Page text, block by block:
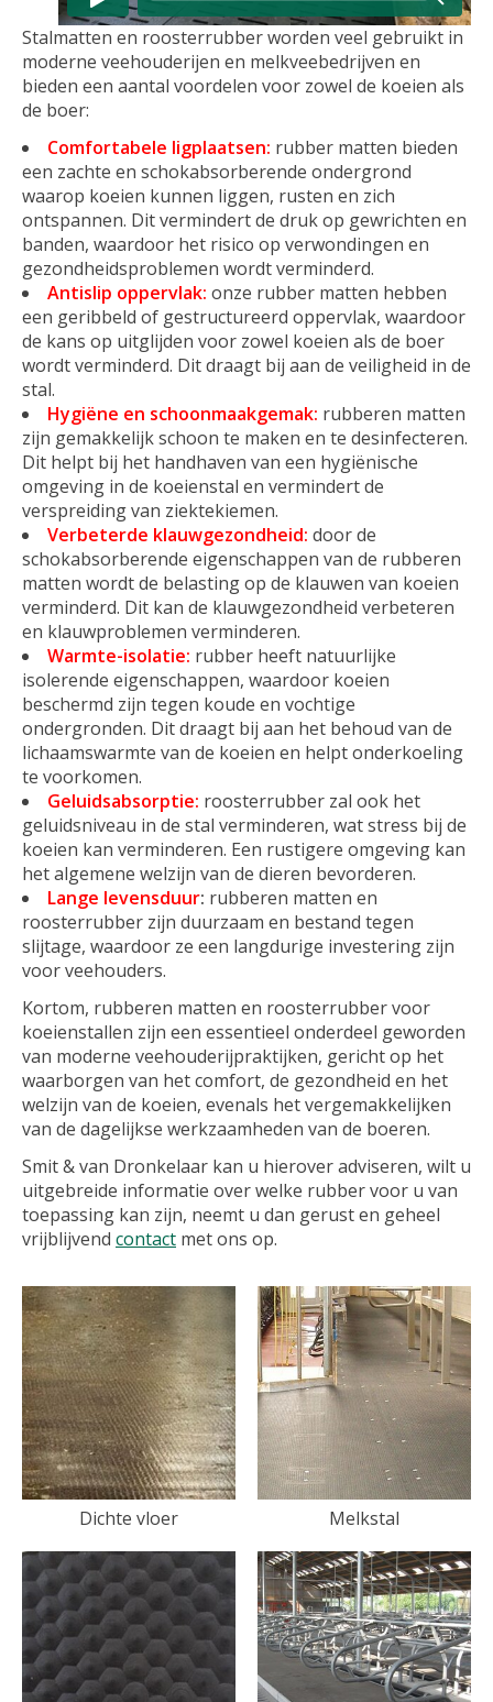
Stalmatten en roosterrubber worden veel gebruikt in
moderne veehouderijen en melkveebedrijven en
bieden een aantal voordelen voor zowel de koeien als
de boer:
Comfortabele ligplaatsen: rubber matten bieden
een zachte en schokabsorberende ondergrond
waarop koeien kunnen liggen, rusten en zich
ontspannen. Dit vermindert de druk op gewrichten en
banden, waardoor het risico op verwondingen en
gezondheidsproblemen wordt verminderd.
Antislip oppervlak: onze rubber matten hebben
een geribbeld of gestructureerd oppervlak, waardoor
de kans op uitglijden voor zowel koeien als de boer
wordt verminderd. Dit draagt bij aan de veiligheid in de
stal.
Hygiëne en schoonmaakgemak: rubberen matten
zijn gemakkelijk schoon te maken en te desinfecteren.
Dit helpt bij het handhaven van een hygiënische
omgeving in de koeienstal en vermindert de
verspreiding van ziektekiemen.
Verbeterde klauwgezondheid: door de
schokabsorberende eigenschappen van de rubberen
matten wordt de belasting op de klauwen van koeien
verminderd. Dit kan de klauwgezondheid verbeteren
en klauwproblemen verminderen.
Warmte-isolatie: rubber heeft natuurlijke
isolerende eigenschappen, waardoor koeien
beschermd zijn tegen koude en vochtige
ondergronden. Dit draagt bij aan het behoud van de
lichaamswarmte van de koeien en helpt onderkoeling
te voorkomen.
Geluidsabsorptie: roosterrubber zal ook het
geluidsniveau in de stal verminderen, wat stress bij de
koeien kan verminderen. Een rustigere omgeving kan
het algemene welzijn van de dieren bevorderen.
Lange levensduur: rubberen matten en
roosterrubber zijn duurzaam en bestand tegen
slijtage, waardoor ze een langdurige investering zijn
voor veehouders.
Kortom, rubberen matten en roosterrubber voor
koeienstallen zijn een essentieel onderdeel geworden
van moderne veehouderijpraktijken, gericht op het
waarborgen van het comfort, de gezondheid en het
welzijn van de koeien, evenals het vergemakkelijken
van de dagelijkse werkzaamheden van de boeren.
Smit & van Dronkelaar kan u hierover adviseren, wilt u
uitgebreide informatie over welke rubber voor u van
toepassing kan zijn, neemt u dan gerust en geheel
vrijblijvend contact met ons op.
Dichte vloer Melkstal